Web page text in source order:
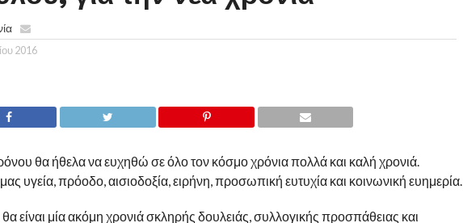
2016
θα ήθελα να ευχηθώ σε όλο τον κόσμο χρόνια πολλά και καλή χρονιά.
υγεία, πρόοδο, αισιοδοξία, ειρήνη, προσωπική ευτυχία και κοινωνική ευημερία.
είναι μία ακόμη χρονιά σκληρής δουλειάς, συλλογικής προσπάθειας και